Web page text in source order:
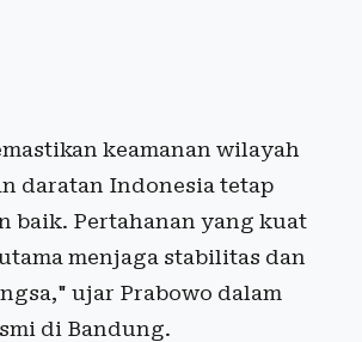
keamanan wilayah
daratan Indonesia tetap
baik. Pertahanan yang kuat
menjaga stabilitas dan
ujar Prabowo dalam
di Bandung.